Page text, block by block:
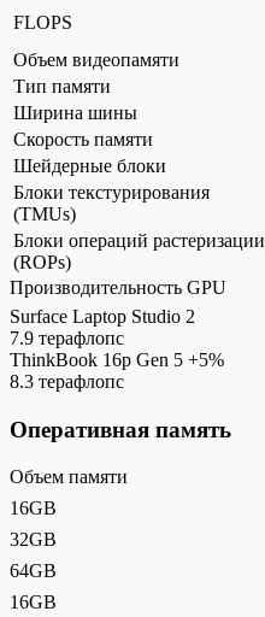
FLOPS
Объем видеопамяти
Тип памяти
Ширина шины
Скорость памяти
Шейдерные блоки
Блоки текстурирования
(TMUs)
Блоки операций растеризации
(ROPs)
Производительность GPU
Surface Laptop Studio 2
7.9 терафлопс
ThinkBook 16p Gen 5 +5%
8.3 терафлопс
Оперативная память
Объем памяти
16GB
32GB
64GB
16GB